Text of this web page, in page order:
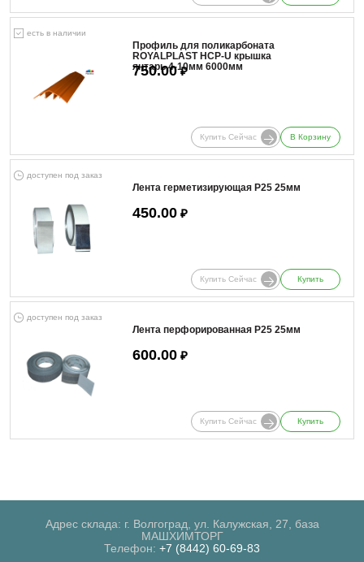
есть в наличии
Профиль для поликарбоната
ROYALPLAST HCP-U крышка
янтарь 4-10мм 6000мм
750.00₽
Купить Сейчас В Корзину
доступен под заказ
Лента герметизирующая Р25 25мм
450.00 ₽
Купить Сейчас Купить
доступен под заказ
Лента перфорированная Р25 25мм
600.00 ₽
Купить Сейчас Купить
Адрес склада: г. Волгоград, ул. Калужская, 27, база
МАШХИМТОРГ
Телефон: +7 (8442) 60-69-83